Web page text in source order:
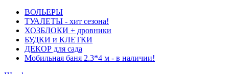
ВОЛЬЕРЫ
ТУАЛЕТЫ - хит сезона!
ХОЗБЛОКИ + дровники
БУДКИ и КЛЕТКИ
ДЕКОР для сада
Мобильная баня 2.3*4 м - в наличии!